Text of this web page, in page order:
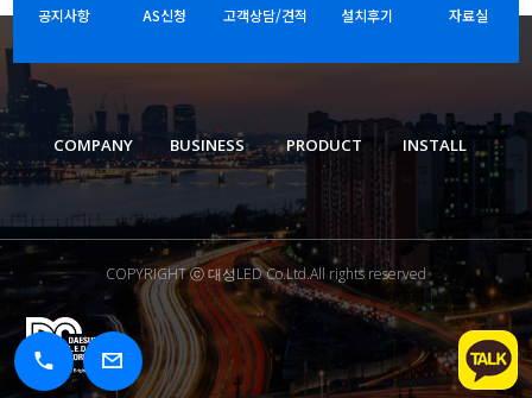
공지사항 AS신청 고객상담/견적 설치후기 자료실
COMPANY BUSINESS PRODUCT INSTALL
COPYRIGHT ⓒ 대성LED Co.Ltd.All rights reserved